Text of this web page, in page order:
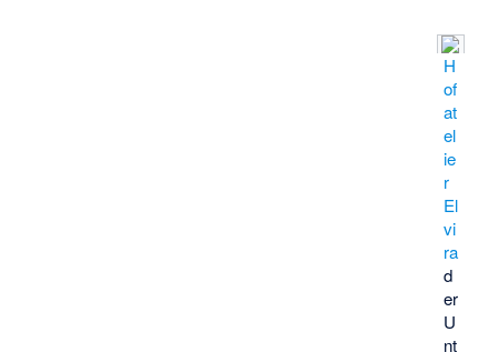
H
of
at
el
ie
r
El
vi
ra
d
er
U
nt